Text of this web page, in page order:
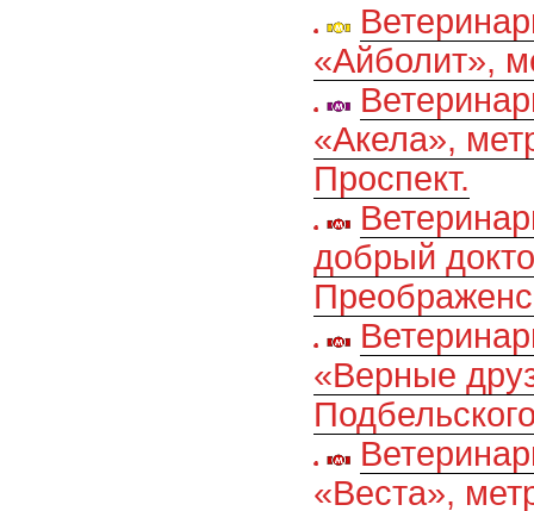
«Айболит»,
«Акела»,
Проспект.
добрый
«Верные
«Веста»,